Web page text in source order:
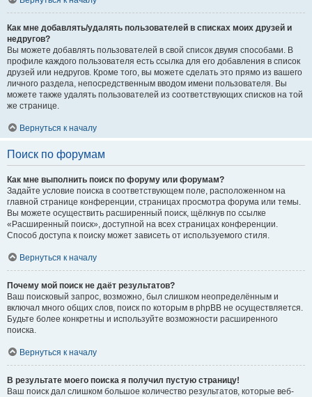
Как мне добавлять/удалять пользователей в списках моих друзей и
недругов?
Вы можете добавлять пользователей в свой список двумя способами. В
профиле каждого пользователя есть ссылка для его добавления в список
друзей или недругов. Кроме того, вы можете сделать это прямо из вашего
личного раздела, непосредственным вводом имени пользователя. Вы
можете также удалять пользователей из соответствующих списков на той
же странице.
Вернуться к началу
Поиск по форумам
Как мне выполнить поиск по форуму или форумам?
Задайте условие поиска в соответствующем поле, расположенном на
главной странице конференции, страницах просмотра форума или темы.
Вы можете осуществить расширенный поиск, щёлкнув по ссылке
«Расширенный поиск», доступной на всех страницах конференции.
Способ доступа к поиску может зависеть от используемого стиля.
Вернуться к началу
Почему мой поиск не даёт результатов?
Ваш поисковый запрос, возможно, был слишком неопределённым и
включал много общих слов, поиск по которым в phpBB не осуществляется.
Будьте более конкретны и используйте возможности расширенного
поиска.
Вернуться к началу
В результате моего поиска я получил пустую страницу!
Ваш поиск дал слишком большое количество результатов, которые веб-